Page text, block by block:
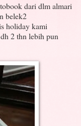
dari dlm almari
belek2
holiday kami
2 thn lebih pun